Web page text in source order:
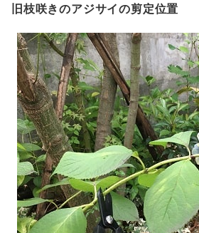
旧枝咲きのアジサイの剪定位置